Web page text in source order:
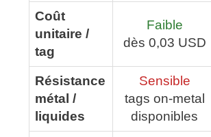
Coût
unitaire /
tag
Faible
dès 0,03 USD
Résistance
métal /
liquides
Sensible
tags on-metal
disponibles